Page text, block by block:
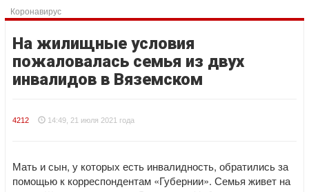
Коронавирус
На жилищные условия
пожаловалась семья из двух
инвалидов в Вяземском
4212 14:49, 21 июля 2021 года
Мать и сын, у которых есть инвалидность, обратились за
помощью к корреспондентам «Губернии». Семья живет на